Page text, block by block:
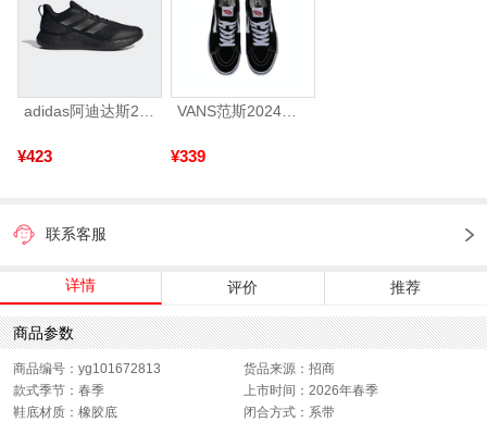
adidas阿迪达斯2025中性edge gamedaySPW FTW-跑步GW2499
¥423
VANS范斯2024中性SK8-HiCL帆布鞋/硫化鞋VN000D5IB8C
¥339
联系客服
详情 评价 推荐
商品参数
商品编号：yg101672813
货品来源：招商
款式季节：春季
上市时间：2026年春季
鞋底材质：橡胶底
闭合方式：系带